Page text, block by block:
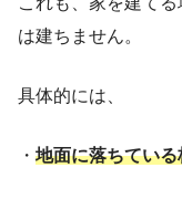
は建ちません。
具体的には、
・ 地面に落ちてい